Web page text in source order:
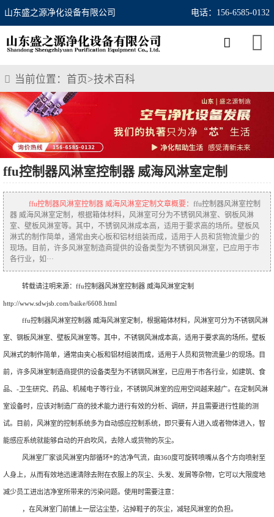
山东盛之源净化设备有限公司 电话：156-6585-0132
当前位置： 首页>技术百科
ffu控制器风淋室控制器 威海风淋室定制
ffu控制器风淋室控制器 威海风淋室定制文章概要： ffu控制器风淋室控制
器 威海风淋室定制，根据箱体材料，风淋室可分为不锈钢风淋室、钢板风淋
室、壁板风淋室等。其中，不锈钢风淋成本高，适用于要求高的场所。壁板风
淋式的制作简单，通常由夹心板和铝材组装而成，适用于人员和货物流量少的
现场。目前，许多风淋室制造商提供的设备类型为不锈钢风淋室，已应用于市
各行业，如···
转载请注明来源： ffu控制器风淋室控制器 威海风淋室定制
http://www.sdwjsb.com/baike/6608.html
ffu控制器风淋室控制器 威海风淋室定制，根据箱体材料，风淋室可分为不锈钢风淋
室、钢板风淋室、壁板风淋室等。其中，不锈钢风淋成本高，适用于要求高的场所。壁板
风淋式的制作简单，通常由夹心板和铝材组装而成，适用于人员和货物流量少的现场。目
前，许多风淋室制造商提供的设备类型为不锈钢风淋室，已应用于市各行业，如建筑、食
品、-卫生研究、药品、机械电子等行业，不锈钢风淋室的应用空间越来越广。在定制风淋
室设备时，应该对制造厂商的技术能力进行有效的分析、调研，并且需要进行性能的测
试。目前，风淋室的控制系统多为自动感应控制系统，即只要有人进入或者物体进入，智
能感应系统就能够自动的开启吹风，去除人或货物的灰尘。
风淋室厂家谈风淋室内部循环*的洁净气流，由360度可旋转喷嘴从各个方向喷射至
人身上，从而有效地迅速清除去附在衣服上的灰尘、头发、发屑等杂物，它可以大限度地
减少员工进出洁净室所带来的污染问题。使用时需要注意：
，在风淋室门前铺上一层沾尘垫，沾掉鞋子的灰尘，减轻风淋室的负担。